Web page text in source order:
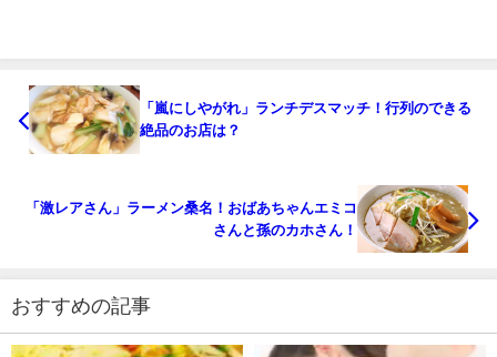
「嵐にしやがれ」ランチデスマッチ！行列のできる
絶品のお店は？
「激レアさん」ラーメン桑名！おばあちゃんエミコ
さんと孫のカホさん！
おすすめの記事